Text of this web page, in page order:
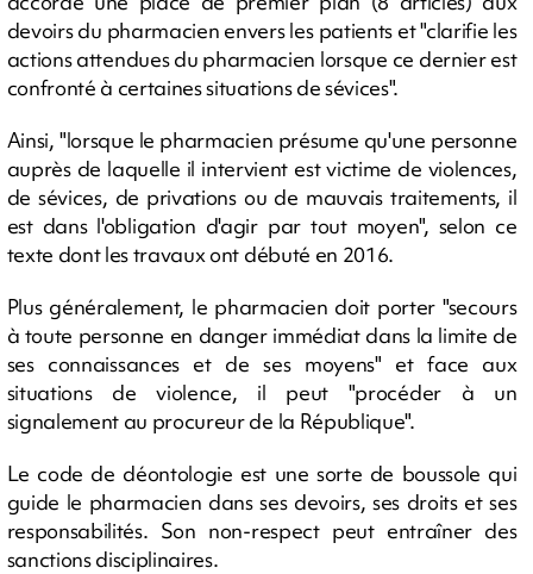
devoirs du pharmacien envers les patients et "clarifie les
actions attendues du pharmacien lorsque ce dernier est
confronté à certaines situations de sévices".
Ainsi, "lorsque le pharmacien présume qu'une personne
auprès de laquelle il intervient est victime de violences,
de sévices, de privations ou de mauvais traitements, il
est dans l'obligation d'agir par tout moyen", selon ce
texte dont les travaux ont débuté en 2016.
Plus généralement, le pharmacien doit porter "secours
à toute personne en danger immédiat dans la limite de
ses connaissances et de ses moyens" et face aux
situations de violence, il peut "procéder à un
signalement au procureur de la République".
Le code de déontologie est une sorte de boussole qui
guide le pharmacien dans ses devoirs, ses droits et ses
responsabilités. Son non-respect peut entraîner des
sanctions disciplinaires.